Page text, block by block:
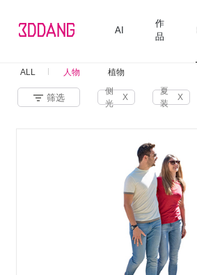
AI
作
品
ALL 人物 植物
筛选
侧
光
X
夏
装
X